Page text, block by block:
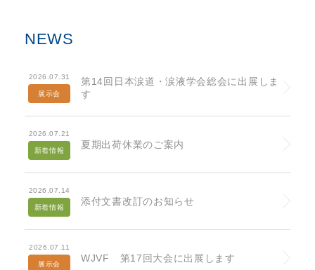
NEWS
2026.07.31
展示会
第14回日本涙道・涙液学会総会に出展しま
す
2026.07.21
新着情報
夏期出荷休業のご案内
2026.07.14
新着情報
添付文書改訂のお知らせ
2026.07.11
展示会
WJVF 第17回大会に出展します